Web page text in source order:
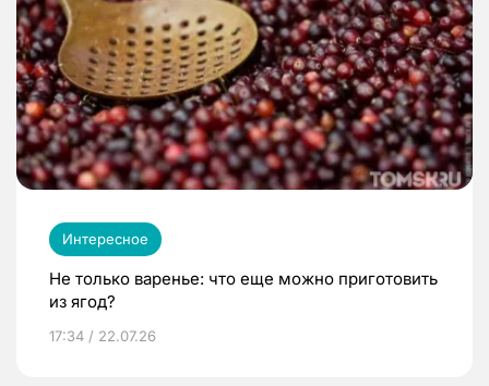
Интересное
Не только варенье: что еще можно приготовить
из ягод?
17:34 / 22.07.26